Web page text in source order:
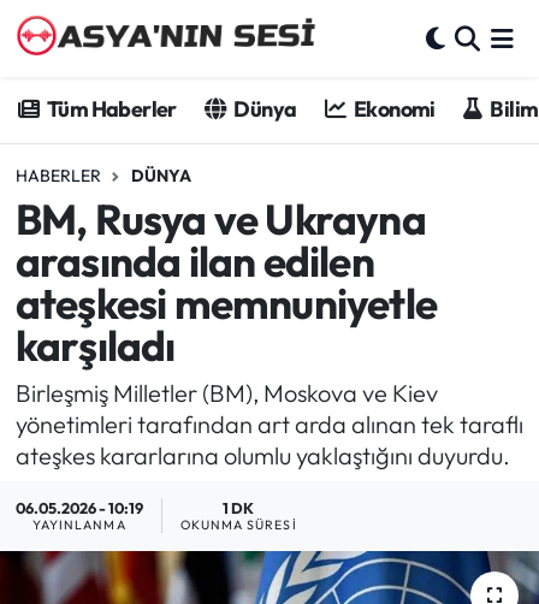
Tüm Haberler Dünya Ekonomi
HABERLER DÜNYA
BM, Rusya ve Ukrayna
arasında ilan edilen
ateşkesi memnuniyetle
karşıladı
Birleşmiş Milletler (BM), Moskova ve Kiev
yönetimleri tarafından art arda alınan tek taraflı
ateşkes kararlarına olumlu yaklaştığını duyurdu.
06.05.2026 - 10:19
YAYINLANMA
1 DK
OKUNMA SÜRESI
Dünya
Ekonomi
Bilim - Teknoloji
Kültür - Sanat
Spor
Asya-Pasifik
Yazarlar